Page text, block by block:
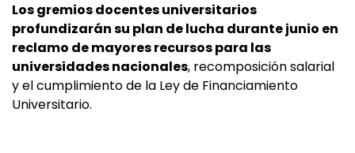
Los gremios docentes universitarios
profundizarán su plan de lucha durante junio en
reclamo de mayores recursos para las
universidades nacionales, recomposición salarial
y el cumplimiento de la Ley de Financiamiento
Universitario.